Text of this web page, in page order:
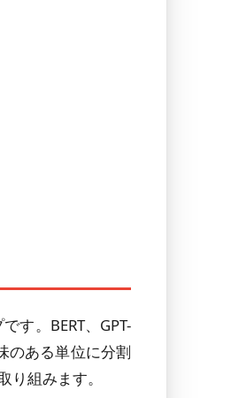
す。BERT、GPT-
のある単位に分割
組みます。